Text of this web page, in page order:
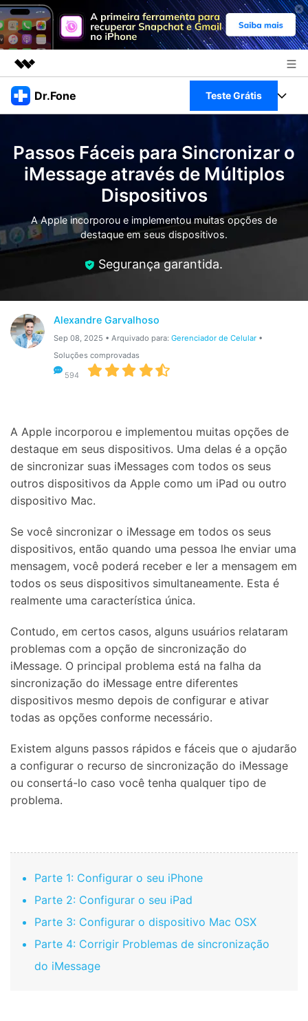
Produtos em destaque
Visão geral
Soluções
Sobre nós
Loja
Dr.Fone Teste Grátis
Veja Toolkit Completo >
Productos
Para Celular
Ver Todos Os Aplicativos
Guia & Suporte
Ações rápidas
Centro de Ajuda
Recursos
Transferir Dados
Gerenciador de dados
Reparar Celular
Proteção do celular
Entrar
Passos Fáceis para Sincronizar o
iMessage através de Múltiplos
Dispositivos
A Apple incorporou e implementou muitas opções de
destaque em seus dispositivos.
Segurança garantida.
Alexandre Garvalhoso
Sep 08, 2025 • Arquivado para: Gerenciador de Celular•
Soluções comprovadas
594
A Apple incorporou e implementou muitas opções de
destaque em seus dispositivos. Uma delas é a opção
de sincronizar suas iMessages com todos os seus
outros dispositivos da Apple como um iPad ou outro
dispositivo Mac.
Se você sincronizar o iMessage em todos os seus
dispositivos, então quando uma pessoa lhe enviar uma
mensagem, você poderá receber e ler a mensagem em
todos os seus dispositivos simultaneamente. Esta é
realmente uma característica única.
Contudo, em certos casos, alguns usuários relataram
problemas com a opção de sincronização do
iMessage. O principal problema está na falha da
sincronização do iMessage entre diferentes
dispositivos mesmo depois de configurar e ativar
todas as opções conforme necessário.
Existem alguns passos rápidos e fáceis que o ajudarão
a configurar o recurso de sincronização do iMessage
ou consertá-lo caso você tenha qualquer tipo de
problema.
Parte 1: Configurar o seu iPhone
Parte 2: Configurar o seu iPad
Parte 3: Configurar o dispositivo Mac OSX
Parte 4: Corrigir Problemas de sincronização
do iMessage